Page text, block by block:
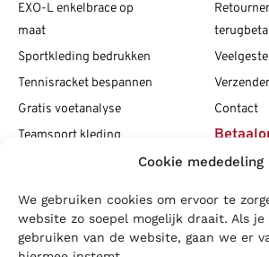
Cookie mededeling
We gebruiken cookies om ervoor te
website zo soepel mogelijk draait. Als
gebruiken van de website, gaan we er
EXO-L enkelbrace op
maat
Sportkleding bedrukken
Tennisracket bespannen
Gratis voetanalyse
Teamsport kleding
Vacatures
Blogs
Contact
Social